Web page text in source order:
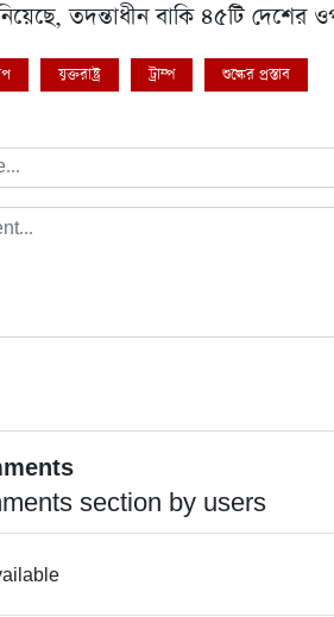
তদন্তাধীন বাকি ৪৫টি
যুক্তরাষ্ট্র ট্রাম্প শুল্কের প্রস্তাব
section by users